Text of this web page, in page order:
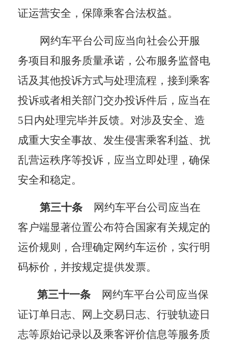
证运营安全，保障乘客合法权益。
网约车平台公司应当向社会公开服
务项目和服务质量承诺，公布服务监督电
话及其他投诉方式与处理流程，接到乘客
投诉或者相关部门交办投诉件后，应当在
5日内处理完毕并反馈。对涉及安全、造
成重大安全事故、发生侵害乘客利益、扰
乱营运秩序等投诉，应当立即处理，确保
安全和稳定。
第三十条
网约车平台公司应当在
客户端显著位置公布符合国家有关规定的
运价规则，合理确定网约车运价，实行明
码标价，并按规定提供发票。
第三十一条
网约车平台公司应当保
证订单日志、网上交易日志、行驶轨迹日
志等原始记录以及乘客评价信息等服务质